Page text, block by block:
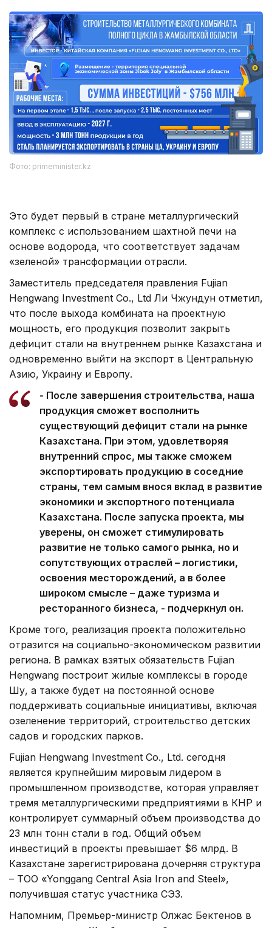
Фото: primeminister.kz
Это будет первый в стране металлургический
комплекс с использованием шахтной печи на
основе водорода, что соответствует задачам
«зеленой» трансформации отрасли.
Заместитель председателя правления Fujian
Hengwang Investment Co., Ltd Ли Чжундун отметил,
что после выхода комбината на проектную
мощность, его продукция позволит закрыть
дефицит стали на внутреннем рынке Казахстана и
одновременно выйти на экспорт в Центральную
Азию, Украину и Европу.
- После завершения строительства, наша
продукция сможет восполнить
существующий дефицит стали на рынке
Казахстана. При этом, удовлетворяя
внутренний спрос, мы также сможем
экспортировать продукцию в соседние
страны, тем самым внося вклад в развитие
экономики и экспортного потенциала
Казахстана. После запуска проекта, мы
уверены, он сможет стимулировать
развитие не только самого рынка, но и
сопутствующих отраслей – логистики,
освоения месторождений, а в более
широком смысле – даже туризма и
ресторанного бизнеса, - подчеркнул он.
Кроме того, реализация проекта положительно
отразится на социально-экономическом развитии
региона. В рамках взятых обязательств Fujian
Hengwang построит жилые комплексы в городе
Шу, а также будет на постоянной основе
поддерживать социальные инициативы, включая
озеленение территорий, строительство детских
садов и городских парков.
Fujian Hengwang Investment Co., Ltd. сегодня
является крупнейшим мировым лидером в
промышленном производстве, которая управляет
тремя металлургическими предприятиями в КНР и
контролирует суммарный объем производства до
23 млн тонн стали в год. Общий объем
инвестиций в проекты превышает $6 млрд. В
Казахстане зарегистрирована дочерняя структура
– ТОО «Yonggang Central Asia Iron and Steel»,
получившая статус участника СЭЗ.
Напомним, Премьер-министр Олжас Бектенов в